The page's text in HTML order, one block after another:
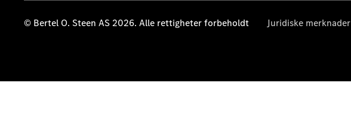
© Bertel O. Steen AS 2026. Alle rettigheter forbeholdt Juridiske merknader